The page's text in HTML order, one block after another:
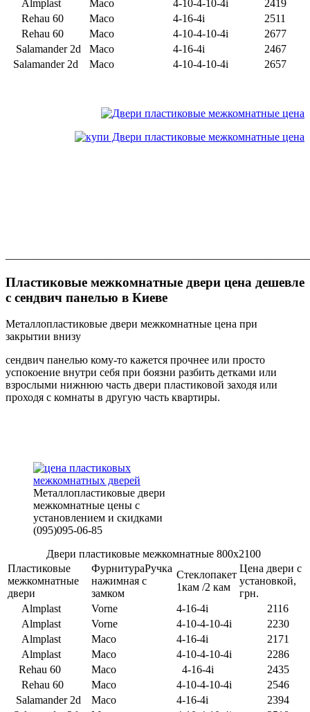
Almplast
Maco 4-10-4-10-4i
2419
Rehau 60
Maco 4-16-4i
2511
Rehau 60
Maco 4-10-4-10-4i
2677
Salamander 2d
Maco 4-16-4i
2467
Salamander 2d
Maco 4-10-4-10-4i 2657
Пластиковые межкомнатные двери цена дешевле
с сендвич панелью в Киеве
Металлопластиковые двери межкомнатные цена при
закрытии внизу
сендвич панелью кому-то кажется прочнее или просто
успокоение внутри себя при боязни разбить детками или
взрослыми нижнюю часть двери пластиковой заходя или
проходя с комнаты в другую часть квартиры.
Металлопластиковые двери
межкомнатные цены с
установлением и скидками
(095)095-06-85
Двери пластиковые межкомнатные 800х2100
Пластиковые
межкомнатные
двери
ФурнитураРучка
нажимная с
замком
Стеклопакет
1кам /2 кам
Цена двери с
установкой,
грн.
Almplast
Vorne 4-16-4i
2116
Almplast
Vorne 4-10-4-10-4i
2230
Almplast
Maco 4-16-4i
2171
Almplast
Maco 4-10-4-10-4i
2286
Rehau 60
Maco 4-16-4i
2435
Rehau 60
Maco 4-10-4-10-4i
2546
Salamander 2d
Maco 4-16-4i
2394